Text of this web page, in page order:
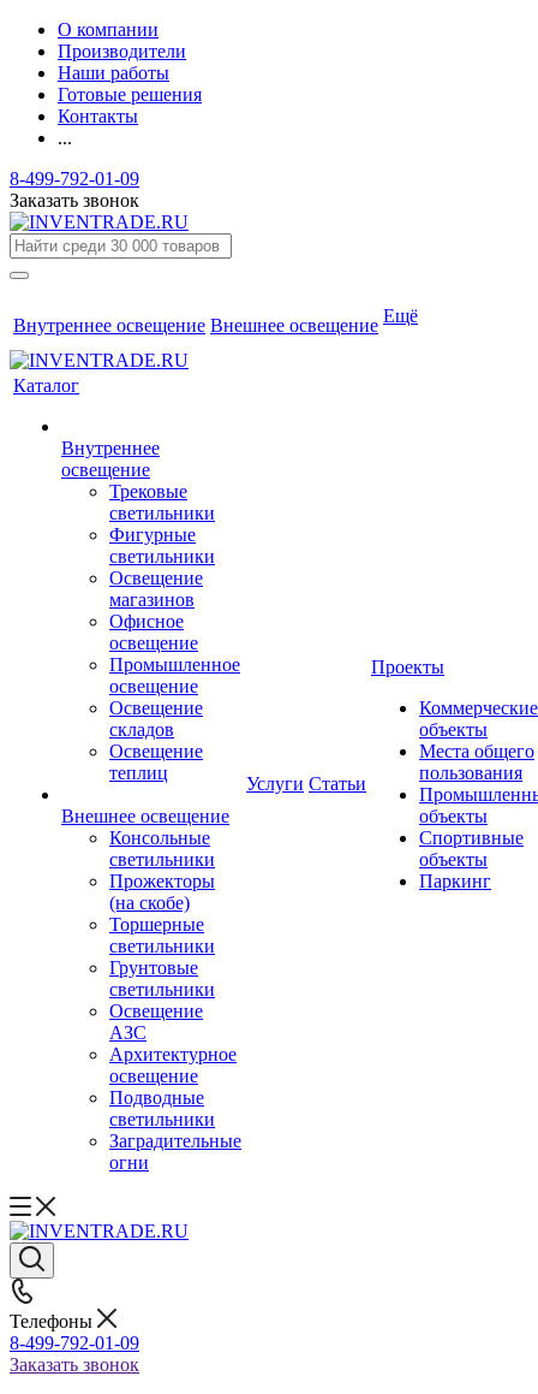
О компании
Производители
Наши работы
Готовые решения
Контакты
...
8-499-792-01-09
Заказать звонок
Внутреннее освещение Внешнее освещение Ещё
Каталог
Внутреннее
освещение
Трековые
светильники
Фигурные
светильники
Освещение
магазинов
Офисное
освещение
Промышленное
освещение
Освещение
складов
Освещение
теплиц
Внешнее освещение
Консольные
светильники
Прожекторы
(на скобе)
Торшерные
светильники
Грунтовые
светильники
Освещение
АЗС
Архитектурное
освещение
Подводные
светильники
Заградительные
огни
Услуги Статьи
Проекты
Коммерческие
объекты
Места общего
пользования
объекты
Спортивные
объекты
Паркинг
Телефоны
8-499-792-01-09
Заказать звонок